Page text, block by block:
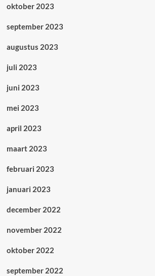
oktober 2023
september 2023
augustus 2023
juli 2023
juni 2023
mei 2023
april 2023
maart 2023
februari 2023
januari 2023
december 2022
november 2022
oktober 2022
september 2022